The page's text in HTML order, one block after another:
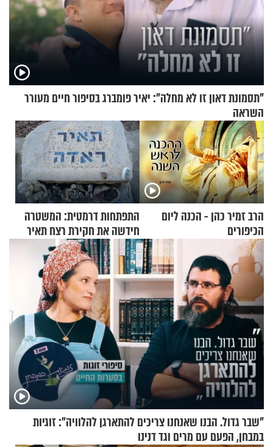
"תסמונת דאון זו לא מחלה": יאיר פומברג בסיפור חיים מעורר
השראה
הרב זמיר כהן - הכנה ליום
הכיפורים
התפתחות דרמטית: המשטרה
חידשה את חקירת רצח תאיר
ראדה
"שבר גדול. הבנו שאנחנו צריכים להתארגן להלוויה": זוגיות
במבחן, הפעם עם מרים וגד דנינו